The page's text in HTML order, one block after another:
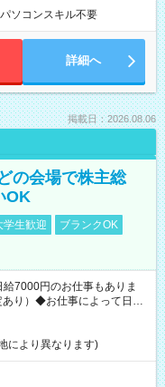
パソコンスキル不要
詳細へ
掲載日：2026.08.06
の会場で株主総
OK
学生歓迎
ブランクOK
7000円のお仕事もありま
り）◆お仕事によって日給
により異なります)